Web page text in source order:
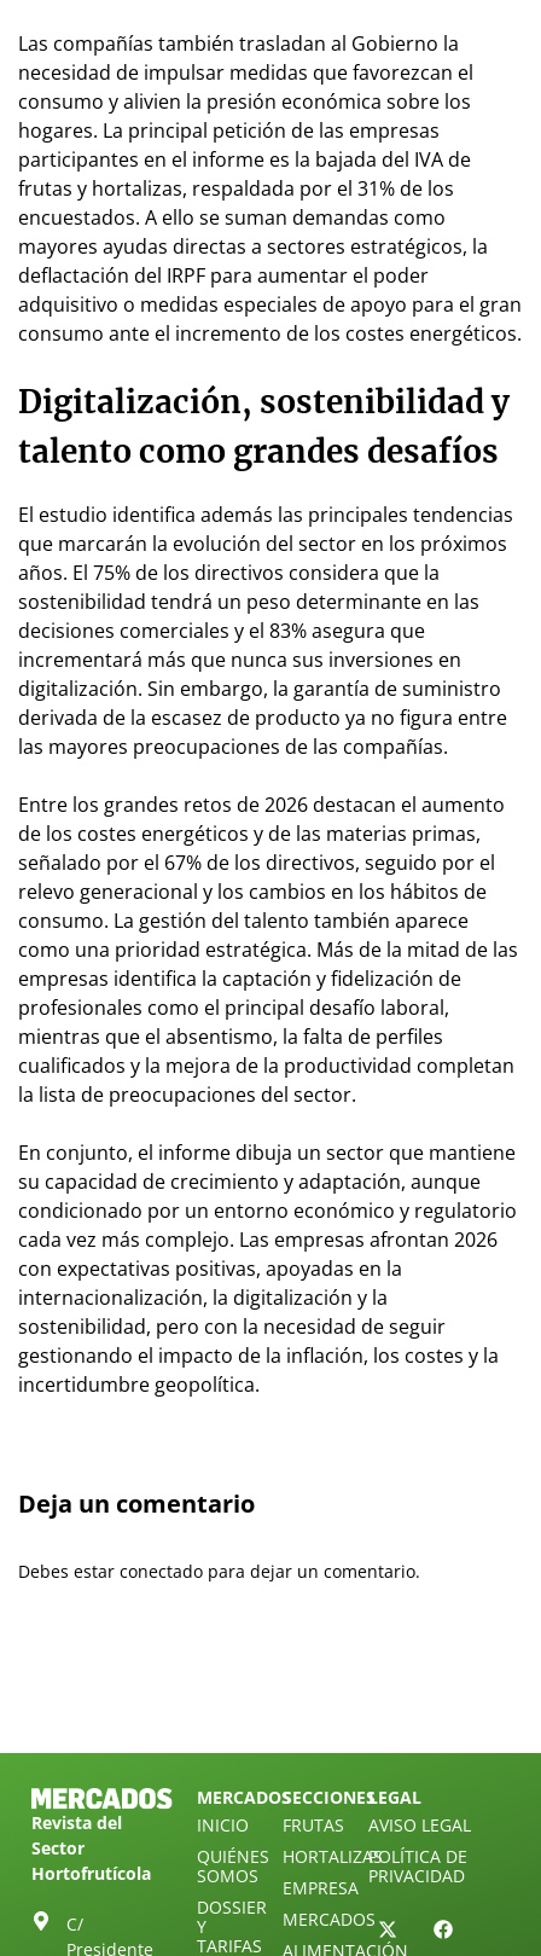
Las compañías también trasladan al Gobierno la
necesidad de impulsar medidas que favorezcan el
consumo y alivien la presión económica sobre los
hogares. La principal petición de las empresas
participantes en el informe es la bajada del IVA de
frutas y hortalizas, respaldada por el 31% de los
encuestados. A ello se suman demandas como
mayores ayudas directas a sectores estratégicos, la
deflactación del IRPF para aumentar el poder
adquisitivo o medidas especiales de apoyo para el gran
consumo ante el incremento de los costes energéticos.
Digitalización, sostenibilidad y
talento como grandes desafíos
El estudio identifica además las principales tendencias
que marcarán la evolución del sector en los próximos
años. El 75% de los directivos considera que la
sostenibilidad tendrá un peso determinante en las
decisiones comerciales y el 83% asegura que
incrementará más que nunca sus inversiones en
digitalización. Sin embargo, la garantía de suministro
derivada de la escasez de producto ya no figura entre
las mayores preocupaciones de las compañías.
Entre los grandes retos de 2026 destacan el aumento
de los costes energéticos y de las materias primas,
señalado por el 67% de los directivos, seguido por el
relevo generacional y los cambios en los hábitos de
consumo. La gestión del talento también aparece
como una prioridad estratégica. Más de la mitad de las
empresas identifica la captación y fidelización de
profesionales como el principal desafío laboral,
mientras que el absentismo, la falta de perfiles
cualificados y la mejora de la productividad completan
la lista de preocupaciones del sector.
En conjunto, el informe dibuja un sector que mantiene
su capacidad de crecimiento y adaptación, aunque
condicionado por un entorno económico y regulatorio
cada vez más complejo. Las empresas afrontan 2026
con expectativas positivas, apoyadas en la
internacionalización, la digitalización y la
sostenibilidad, pero con la necesidad de seguir
gestionando el impacto de la inflación, los costes y la
incertidumbre geopolítica.
Deja un comentario
Debes estar conectado para dejar un comentario.
Revista del
Sector
Hortofrutícola
C/
Presidente
MERCADOS
INICIO
QUIÉNES
SOMOS
DOSSIER
Y
TARIFAS
SECCIONES
FRUTAS
HORTALIZAS
EMPRESA
MERCADOS
ALIMENTACIÓN
LEGAL
AVISO LEGAL
POLÍTICA DE
PRIVACIDAD